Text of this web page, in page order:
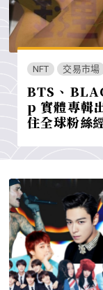
NFT 交易市場
BTS、
p 實體專輯
住全球粉絲